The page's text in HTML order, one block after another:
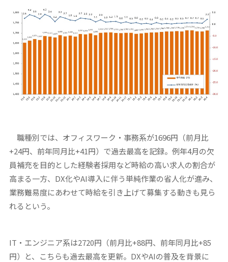
職種別では、オフィスワーク・事務系が1696円（前月比
+24円、前年同月比+41円）で過去最高を記録。例年4月の欠
員補充を目的とした経験者採用など時給の高い求人の割合が
高まる一方、DX化やAI導入に伴う単純作業の省人化が進み、
業務難易度にあわせて時給を引き上げて募集する動きも見ら
れるという。
IT・エンジニア系は2720円（前月比+88円、前年同月比+85
円）と、こちらも過去最高を更新。DXやAIの普及を背景に